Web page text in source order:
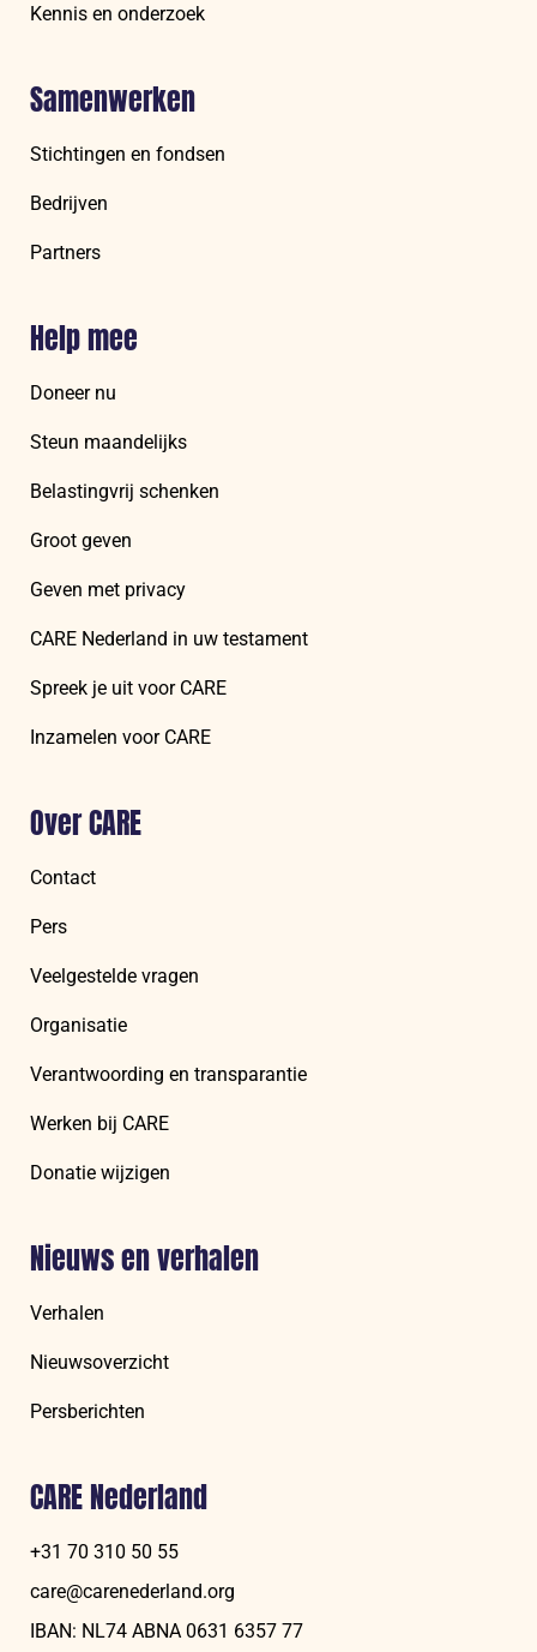
Kennis en onderzoek
Samenwerken
Stichtingen en fondsen
Bedrijven
Partners
Help mee
Doneer nu
Steun maandelijks
Belastingvrij schenken
Groot geven
Geven met privacy
CARE Nederland in uw testament
Spreek je uit voor CARE
Inzamelen voor CARE
Over CARE
Contact
Pers
Veelgestelde vragen
Organisatie
Verantwoording en transparantie
Werken bij CARE
Donatie wijzigen
Nieuws en verhalen
Verhalen
Nieuwsoverzicht
Persberichten
CARE Nederland
+31 70 310 50 55
care@carenederland.org
IBAN: NL74 ABNA 06‍31 6‍357‍ 77